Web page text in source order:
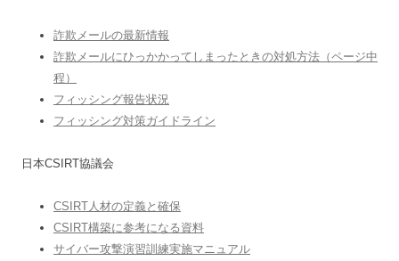
詐欺メールの最新情報
詐欺メールにひっかかってしまったときの対処方法（ページ中
程）
フィッシング報告状況
フィッシング対策ガイドライン
日本CSIRT協議会
CSIRT人材の定義と確保
CSIRT構築に参考になる資料
サイバー攻撃演習訓練実施マニュアル